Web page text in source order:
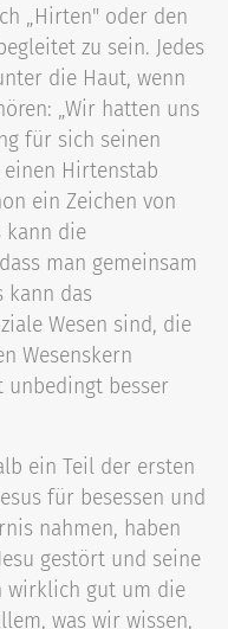
„Hirten" oder den
zu sein. Jedes
die Haut, wenn
„Wir hatten uns
für sich seinen
einen Hirtenstab
ein Zeichen von
kann die
man gemeinsam
kann das
Wesen sind, die
Wesenskern
unbedingt besser
ein Teil der ersten
für besessen und
nahmen, haben
gestört und seine
wirklich gut um die
was wir wissen,